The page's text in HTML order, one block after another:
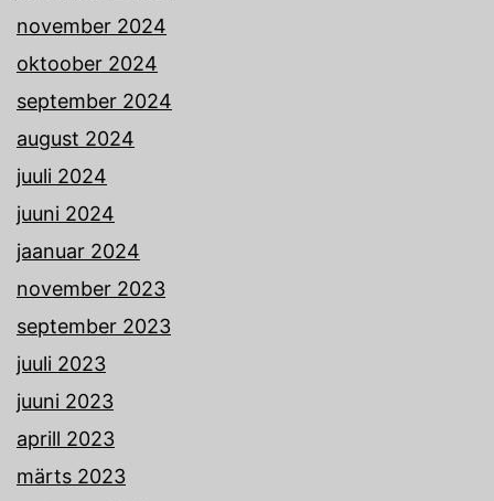
november 2024
oktoober 2024
september 2024
august 2024
juuli 2024
juuni 2024
jaanuar 2024
november 2023
september 2023
juuli 2023
juuni 2023
aprill 2023
märts 2023